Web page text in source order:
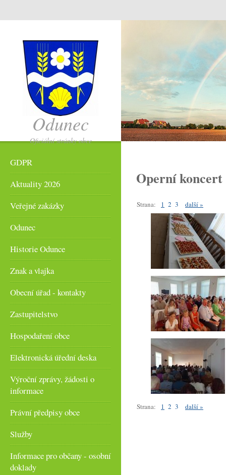
Odunec
Oficiální stránky obce
GDPR
Aktuality 2026
Veřejné zakázky
Odunec
Historie Odunce
Znak a vlajka
Obecní úřad - kontakty
Zastupitelstvo
Hospodaření obce
Elektronická úřední deska
Výroční zprávy, žádosti o
informace
Právní předpisy obce
Služby
Informace pro občany - osobní
doklady
Operní koncert
Strana: 1 2 3 další »
Strana: 1 2 3 další »